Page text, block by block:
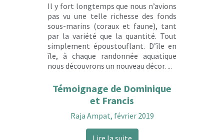
Il y fort longtemps que nous n’avions
pas vu une telle richesse des fonds
sous-marins (coraux et faune), tant
par la variété que la quantité. Tout
simplement époustouflant. D’île en
île, à chaque randonnée aquatique
nous découvrons un nouveau décor. ...
Témoignage de Dominique
et Francis
Raja Ampat, février 2019
Lire la suite